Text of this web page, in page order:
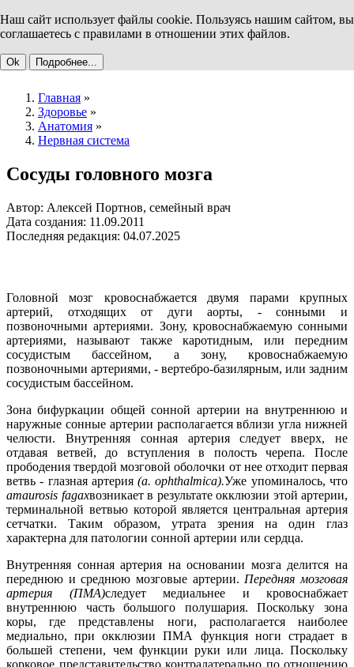
Наш сайт использует файлы cookie. Пользуясь нашим сайтом, вы
соглашаетесь с правилами в отношении этих файлов.
Ok Подробнее...
Главная »
Здоровье »
Анатомия »
Нервная система
Сосуды головного мозга
Автор: Алексей Портнов, семейный врач
Дата создания: 11.09.2011
Последняя редакция: 04.07.2025
Головной мозг кровоснабжается двумя парами крупных
артерий, отходящих от дуги аорты, - сонными и
позвоночными артериями. Зону, кровоснабжаемую сонными
артериями, называют также каротидным, или передним
сосудистым бассейном, а зону, кровоснабжаемую
позвоночными артериями, - вертебро-базилярным, или задним
сосудистым бассейном.
Зона бифуркации общей сонной артерии на внутреннюю и
наружные сонные артерии располагается вблизи угла нижней
челюсти. Внутренняя сонная артерия следует вверх, не
отдавая ветвей, до вступления в полость черепа. После
прободения твердой мозговой оболочки от нее отходит первая
ветвь - глазная артерия(a. ophthalmica).Уже упоминалось, что
amaurosis fagaxвозникает в результате окклюзии этой артерии,
терминальной ветвью которой является центральная артерия
сетчатки. Таким образом, утрата зрения на один глаз
характерна для патологии сонной артерии или сердца.
Внутренняя сонная артерия на основании мозга делится на
переднюю и среднюю мозговые артерии. Передняя мозговая
артерия (ПМА)следует медиальнее и кровоснабжает
внутреннюю часть большого полушария. Поскольку зона
коры, где представлены ноги, располагается наиболее
медиально, при окклюзии ПМА функция ноги страдает в
большей степени, чем функции руки или лица. Поскольку